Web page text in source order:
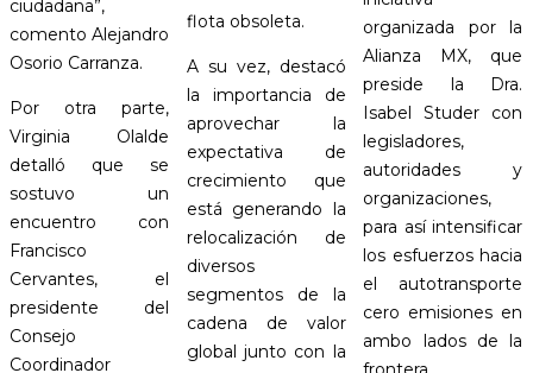
ciudadana”,
comento Alejandro
Osorio Carranza.
Por otra parte,
Virginia Olalde
detalló que se
sostuvo un
encuentro con
Francisco
Cervantes, el
presidente del
Consejo
Coordinador
flota obsoleta.
A su vez, destacó
la importancia de
aprovechar la
expectativa de
crecimiento que
está generando la
relocalización de
diversos
segmentos de la
cadena de valor
global junto con la
organizada por la
Alianza MX, que
preside la Dra.
Isabel Studer con
legisladores,
autoridades y
organizaciones,
para así intensificar
los esfuerzos hacia
el autotransporte
cero emisiones en
ambo lados de la